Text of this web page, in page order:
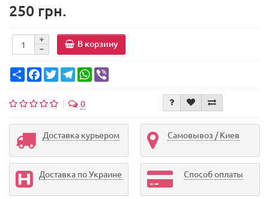
250 грн.
В корзину
Share FacebookTwitterTelegramWhatsApp
0
Доставка курьером Самовывоз / Киев
Доставка по Украине Способ оплаты